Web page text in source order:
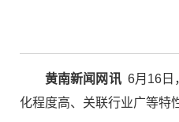
黄南新闻网讯 6月16日
化程度高、关联行业广等特